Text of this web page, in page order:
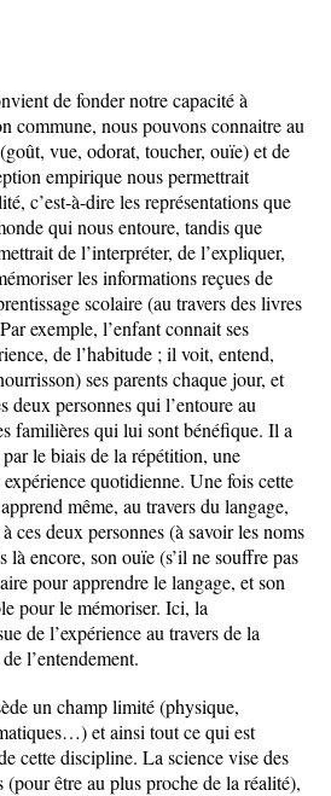
de fonder notre capacité à
commune, nous pouvons connaitre au
vue, odorat, toucher, ouïe) et de
empirique nous permettrait
c’est-à-dire les représentations que
qui nous entoure, tandis que
de l’interpréter, de l’expliquer,
les informations reçues de
scolaire (au travers des livres
exemple, l’enfant connait ses
de l’habitude ; il voit, entend,
ses parents chaque jour, et
deux personnes qui l’entoure au
familières qui lui sont bénéfique. Il a
le biais de la répétition, une
quotidienne. Une fois cette
même, au travers du langage,
ces deux personnes (à savoir les noms
là encore, son ouïe (s’il ne souffre pas
pour apprendre le langage, et son
pour le mémoriser. Ici, la
de l’expérience au travers de la
l’entendement.
un champ limité (physique,
et ainsi tout ce qui est
cette discipline. La science vise des
(pour être au plus proche de la réalité),